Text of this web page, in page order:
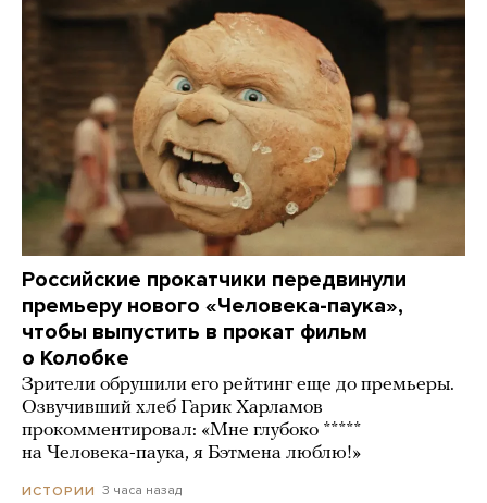
Российские прокатчики передвинули
премьеру нового «Человека-паука»,
чтобы выпустить в прокат фильм
о Колобке
Зрители обрушили его рейтинг еще до премьеры.
Озвучивший хлеб Гарик Харламов
прокомментировал: «Мне глубоко *****
на Человека-паука, я Бэтмена люблю!»
ИСТОРИИ 3 часа назад